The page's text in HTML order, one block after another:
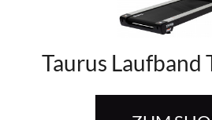
Taurus Laufband